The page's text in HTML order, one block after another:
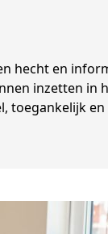
hecht en
inzetten in
toegankelijk en